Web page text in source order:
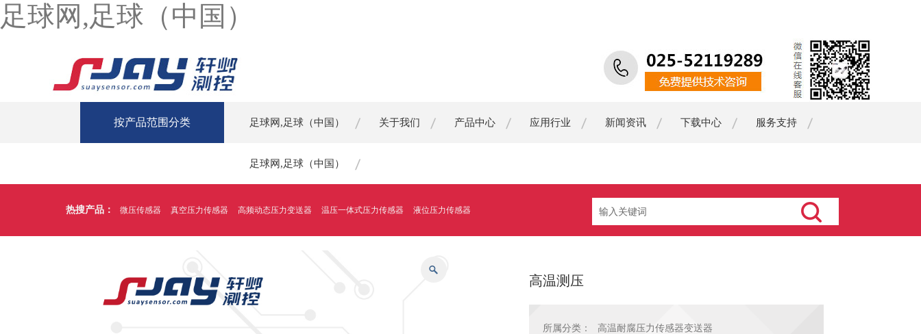
足球网,足球（中国）
按产品范围分类 足球网,足球（中国） 关于我们 产品中心 应用行业 新闻资讯 下载中心 服务支持
足球网,足球（中国）
热搜产品： 微压传感器 真空压力传感器 高频动态压力变送器 温压一体式压力传感器 液位压力传感器
高温测压
所属分类：
高温耐腐压力传感器变送器